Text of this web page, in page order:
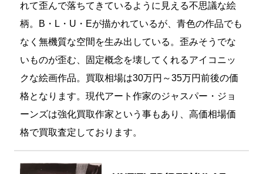
れて歪んで落ちてきているように見える不思議な絵
柄。B・L・U・Eが描かれているが、青色の作品でも
なく無機質な空間を生み出している。歪みそうでな
いものが歪む、固定概念を壊してくれるアイコニッ
クな絵画作品。買取相場は30万円～35万円前後の価
格となります。現代アート作家のジャスパー・ジョ
ーンズは強化買取作家という事もあり、高価相場価
格で買取査定しております。